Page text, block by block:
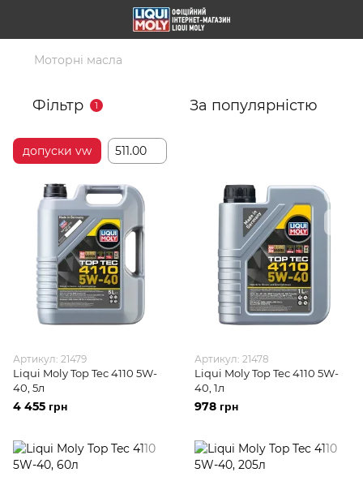
Моторні масла
Фільтр 1 За популярністю
допуски vw 511.00
Артикул: 21479
Liqui Moly Top Tec 4110 5W-
40, 5л
4 455 грн
Артикул: 21478
Liqui Moly Top Tec 4110 5W-
40, 1л
978 грн